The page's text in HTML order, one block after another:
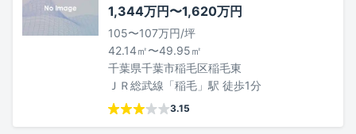
1,344万円〜1,620万円
105〜107万円/坪
42.14㎡〜49.95㎡
千葉県千葉市稲毛区稲毛東
ＪＲ総武線「稲毛」駅 徒歩1分
3.15